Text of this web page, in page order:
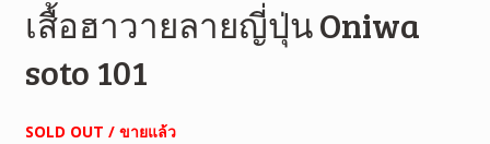
เสื้อฮาวายลายญี่ปุ่น Oniwa
soto 101
SOLD OUT / ขายแล้ว